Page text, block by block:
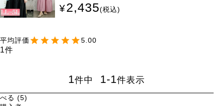
¥2,435 税込
5.00
1
1件中 1-1件表示
べる
5